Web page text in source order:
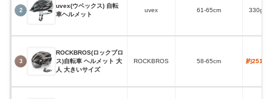
2
uvex(ウベックス) 自転
車ヘルメット
uvex 61-65cm 330g
3
ROCKBROS(ロックブロ
ス)自転車 ヘルメット 大
人 大きいサイズ
ROCKBROS 58-65cm 約251g